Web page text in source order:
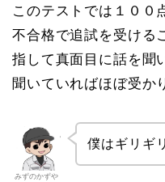
このテストでは１００
不合格で追試を受ける
指して真面目に話を聞
聞いていればほぼ受か
みずのかずや
僕はギリギ